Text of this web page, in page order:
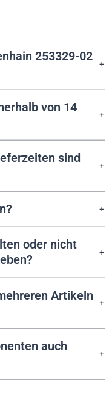
253329-02
von 14
sind
oder nicht
Artikeln
auch